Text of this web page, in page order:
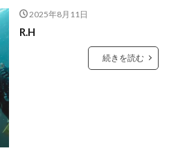
2025年8月11日
R.H
続きを読む